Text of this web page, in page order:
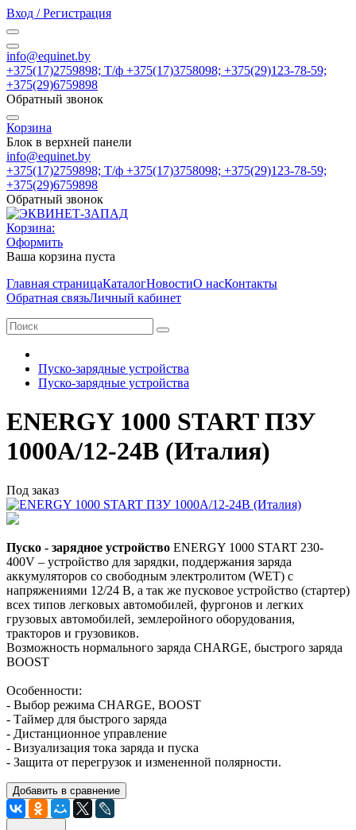
Вход / Регистрация
info@equinet.by
+375(17)2759898; Т/ф +375(17)3758098; +375(29)123-78-59;
+375(29)6759898
Обратный звонок
Корзина
Блок в верхней панели
info@equinet.by
+375(17)2759898; Т/ф +375(17)3758098; +375(29)123-78-59;
+375(29)6759898
Обратный звонок
Корзина:
Оформить
Ваша корзина пуста
Главная страницаКаталогНовостиО насКонтакты
Обратная связьЛичный кабинет
Пуско-зарядные устройства
Пуско-зарядные устройства
ENERGY 1000 START ПЗУ
1000А/12-24В (Италия)
Под заказ
Пуско - зарядное устройство ENERGY 1000 START 230-
400V – устройство для зарядки, поддержания заряда
аккумуляторов со свободным электролитом (WET) с
напряжениями 12/24 В, а так же пусковое устройство (стартер)
всех типов легковых автомобилей, фургонов и легких
грузовых автомобилей, землеройного оборудования,
тракторов и грузовиков.
Возможность нормального заряда CHARGE, быстрого заряда
BOOST
Особенности:
- Выбор режима CHARGE, BOOST
- Таймер для быстрого заряда
- Дистанционное управление
- Визуализация тока заряда и пуска
- Защита от перегрузок и измененной полярности.
Добавить в сравнение